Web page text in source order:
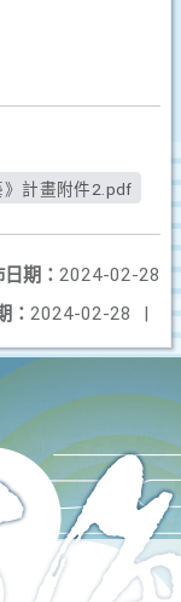
計畫附件2.pdf
期： 2024-02-28
： 2024-02-28 |